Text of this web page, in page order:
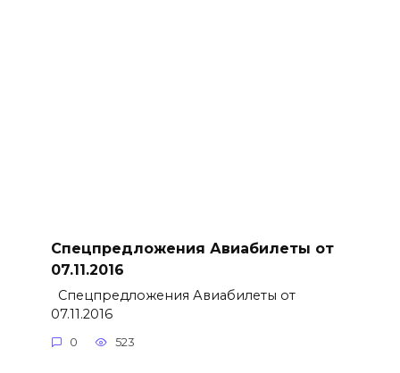
Спецпредложения Авиабилеты от
07.11.2016
Спецпредложения Авиабилеты от
07.11.2016
0 523